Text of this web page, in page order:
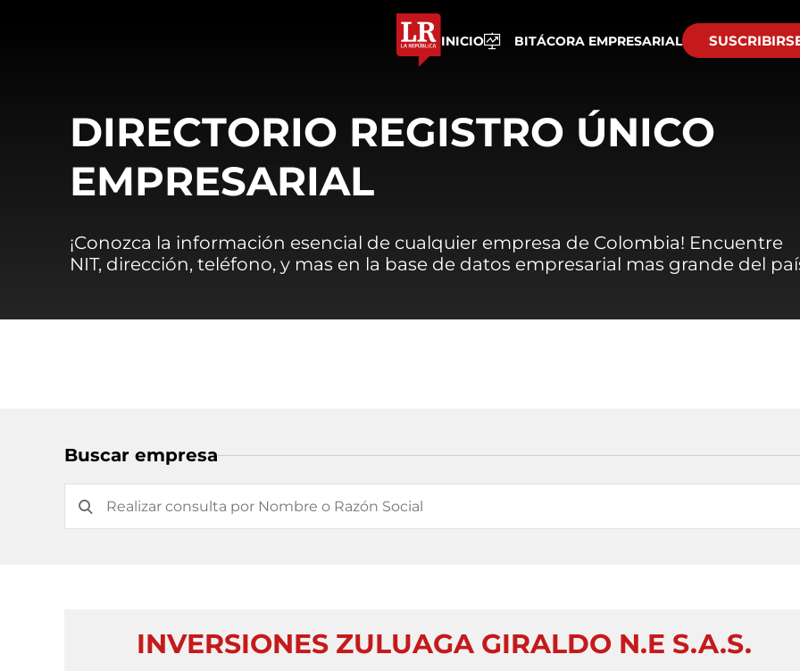
INICIO BITÁCORA EMPRESARIAL
DIRECTORIO REGISTRO ÚNICO
EMPRESARIAL
¡Conozca la información esencial de cualquier empresa de Colombia! Encuentre
NIT, dirección, teléfono, y mas en la base de datos empresarial mas grande del
Buscar empresa
INVERSIONES ZULUAGA GIRALDO N.E S.A.S.